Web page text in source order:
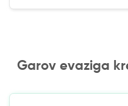
Garov evaziga